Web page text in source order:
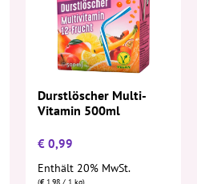
Durstlöscher Multi-
Vitamin 500ml
€ 0,99
Enthält 20% MwSt.